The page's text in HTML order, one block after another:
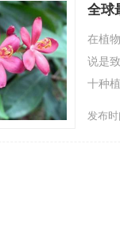
全球
在植
说是
十种
发布